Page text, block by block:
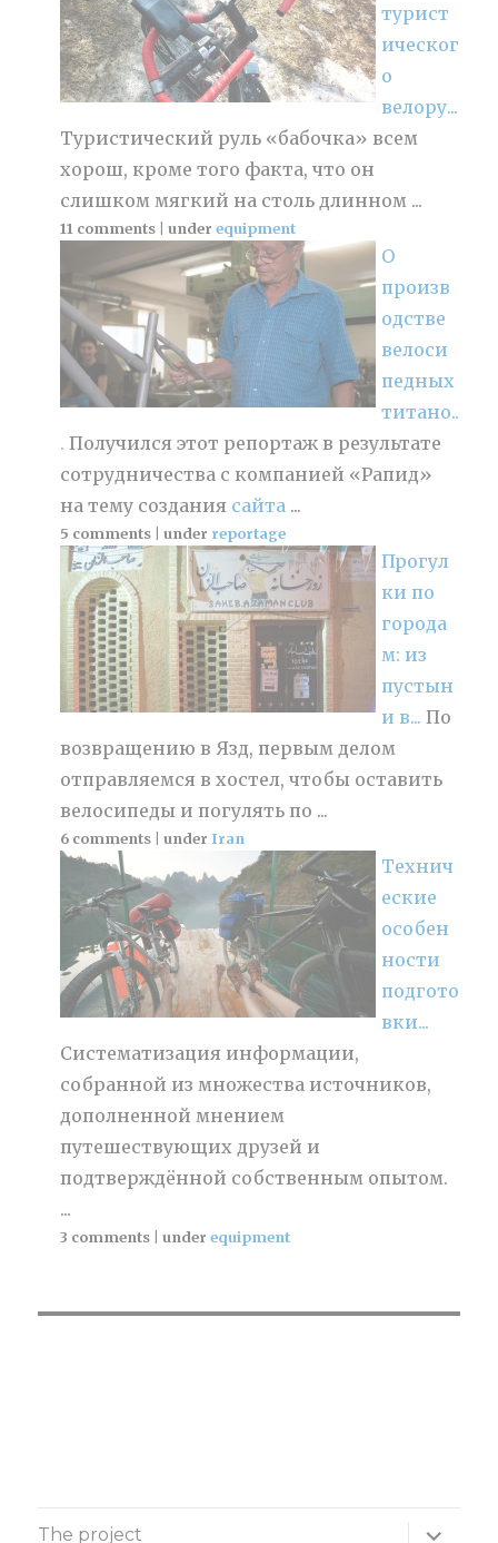
турист
ическог
о
велору...
Туристический руль «бабочка» всем
хорош, кроме того факта, что он
слишком мягкий на столь длинном ...
11 comments |underequipment
О
произв
одстве
велоси
педных
титано..
. Получился этот репортаж в результате
сотрудничества с компанией «Рапид»
на тему создания сайта ...
5 comments |under reportage
Прогул
ки по
города
м: из
пустын
и в... По
возвращению в Язд, первым делом
отправляемся в хостел, чтобы оставить
велосипеды и погулять по ...
6 comments |under Iran
Технич
еские
особен
ности
подгото
вки...
Систематизация информации,
собранной из множества источников,
дополненной мнением
путешествующих друзей и
подтверждённой собственным опытом.
...
3 comments |underequipment
The project
expand